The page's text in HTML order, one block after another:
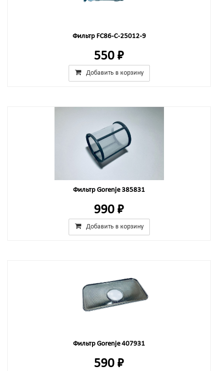
Фильтр FC86-C-25012-9
550 ₽
Добавить в корзину
Фильтр Gorenje 385831
990 ₽
Добавить в корзину
Фильтр Gorenje 407931
590 ₽